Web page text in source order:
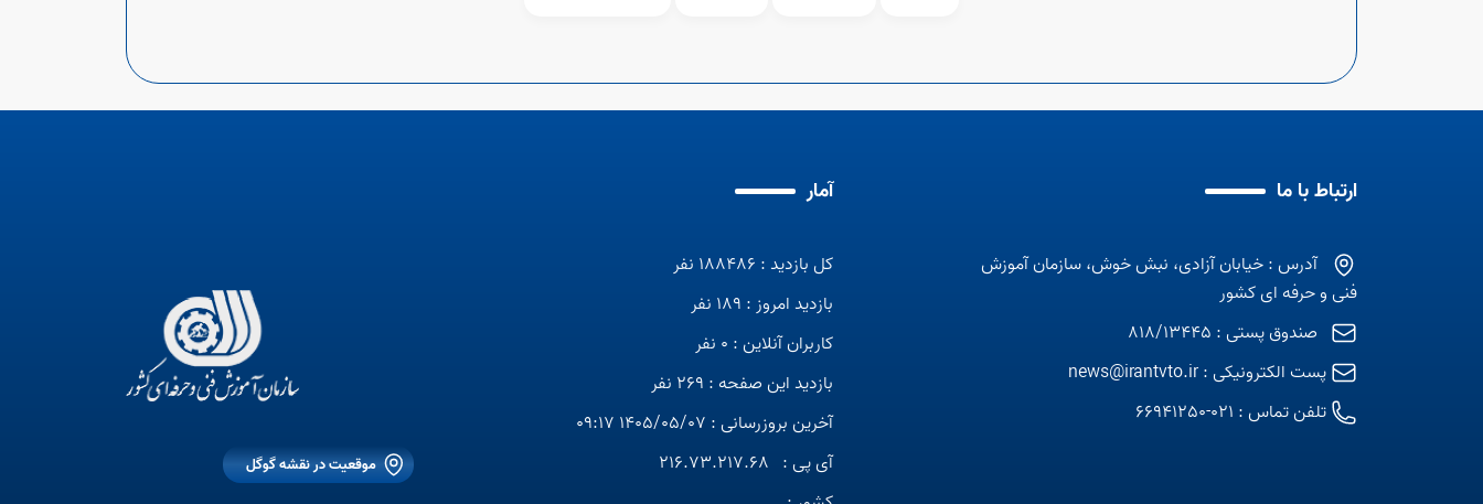
ارتباط با ما
آدرس : خیابان آزادی، نبش خوش، سازمان آموزش
فنی و حرفه ای کشور
صندوق پستی : 818/13445
پست الکترونیکی :news@irantvto.ir
تلفن تماس : 021-66941250
آمار
کل بازدید : 188486 نفر
بازدید امروز : 189 نفر
کاربران آنلاین : 0 نفر
بازدید این صفحه : 269 نفر
آخرین بروزرسانی : 1405/05/07 09:17
آی پی : 216.73.217.68
موقعیت در نقشه گوگل